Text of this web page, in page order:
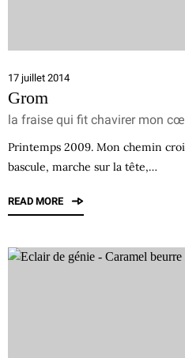
17 juillet 2014
Grom
la fraise qui fit chavirer mon
Printemps 2009. Mon chemin
bascule, marche sur la tête,…
READ MORE